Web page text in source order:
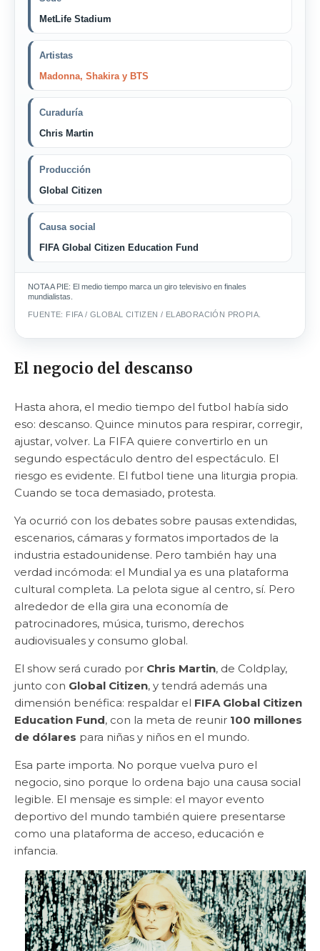
MetLife Stadium
Artistas
Madonna, Shakira y BTS
Curaduría
Chris Martin
Producción
Global Citizen
Causa social
FIFA Global Citizen Education Fund
NOTA A PIE: El medio tiempo marca un giro televisivo en finales
mundialistas.
FUENTE: FIFA / GLOBAL CITIZEN / ELABORACIÓN PROPIA.
El negocio del descanso
Hasta ahora, el medio tiempo del futbol había sido
eso: descanso. Quince minutos para respirar, corregir,
ajustar, volver. La FIFA quiere convertirlo en un
segundo espectáculo dentro del espectáculo. El
riesgo es evidente. El futbol tiene una liturgia propia.
Cuando se toca demasiado, protesta.
Ya ocurrió con los debates sobre pausas extendidas,
escenarios, cámaras y formatos importados de la
industria estadounidense. Pero también hay una
verdad incómoda: el Mundial ya es una plataforma
cultural completa. La pelota sigue al centro, sí. Pero
alrededor de ella gira una economía de
patrocinadores, música, turismo, derechos
audiovisuales y consumo global.
El show será curado por Chris Martin, de Coldplay,
junto con Global Citizen, y tendrá además una
dimensión benéfica: respaldar el FIFA Global Citizen
Education Fund, con la meta de reunir 100 millones
de dólares para niñas y niños en el mundo.
Esa parte importa. No porque vuelva puro el
negocio, sino porque lo ordena bajo una causa social
legible. El mensaje es simple: el mayor evento
deportivo del mundo también quiere presentarse
como una plataforma de acceso, educación e
infancia.